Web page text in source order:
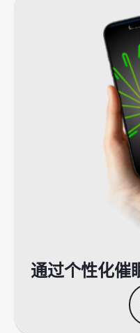
通过个性化催